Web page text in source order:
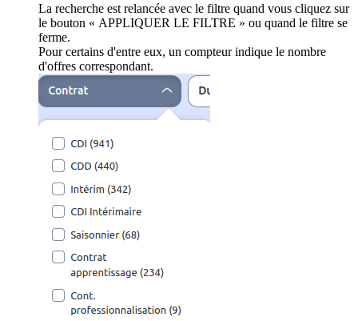
La recherche est relancée avec le filtre quand vous cliquez sur
le bouton « APPLIQUER LE FILTRE » ou quand le filtre se
ferme.
Pour certains d'entre eux, un compteur indique le nombre
d'offres correspondant.